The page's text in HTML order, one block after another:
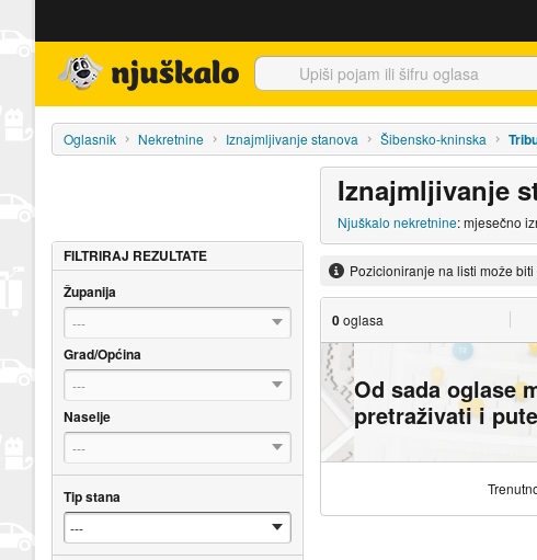
Oglasnik Nekretnine Iznajmljivanje stanova Šibensko-kninska
Iznajmljivanje
Njuškalo nekretnine: mjesečno
Pozicioniranje na listi može
0oglasa
Od sada oglase
pretraživati i
FILTRIRAJ REZULTATE
Županija
---
Grad/Općina
---
Naselje
---
Tip stana